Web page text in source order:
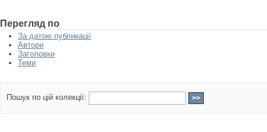
Перегляд по
За датою публикації
Автори
Заголовки
Теми
Пошук по цій колекції: